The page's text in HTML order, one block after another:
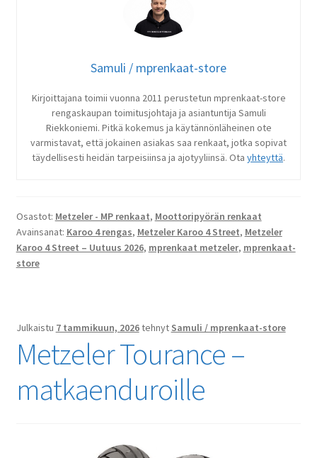
Samuli / mprenkaat-store
Kirjoittajana toimii vuonna 2011 perustetun mprenkaat-store
rengaskaupan toimitusjohtaja ja asiantuntija Samuli
Riekkoniemi. Pitkä kokemus ja käytännönläheinen ote
varmistavat, että jokainen asiakas saa renkaat, jotka sopivat
täydellisesti heidän tarpeisiinsa ja ajotyyliinsä. Ota yhteyttä.
Osastot: Metzeler - MP renkaat, Moottoripyörän renkaat
Avainsanat: Karoo 4 rengas, Metzeler Karoo 4 Street, Metzeler
Karoo 4 Street – Uutuus 2026, mprenkaat metzeler, mprenkaat-
store
Julkaistu 7 tammikuun, 2026tehnyt Samuli / mprenkaat-store
Metzeler Tourance –
matkaenduroille